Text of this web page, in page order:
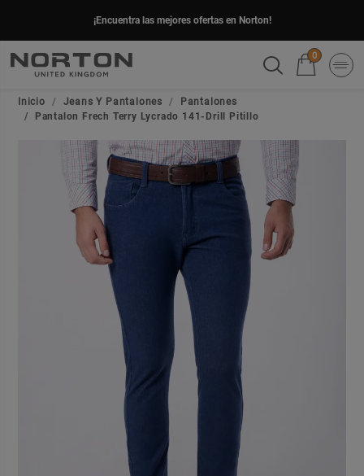
¡Encuentra las mejores ofertas en Norton!
0
Inicio Jeans Y Pantalones
Pantalones
Pantalon Frech Terry Lycrado 141-Drill Pitillo